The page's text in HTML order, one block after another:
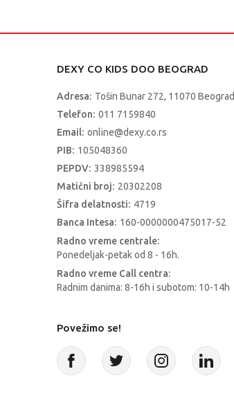
DEXY CO KIDS DOO BEOGRAD
Adresa: Tošin Bunar 272, 11070 Beograd
Telefon: 011 7159840
Email: online@dexy.co.rs
PIB: 105048360
PEPDV: 338985594
Matični broj: 20302208
Šifra delatnosti: 4719
Banca Intesa: 160-0000000475017-52
Radno vreme centrale:
Ponedeljak-petak od 8 - 16h.
Radno vreme Call centra:
Radnim danima: 8-16h i subotom: 10-14h
Povežimo se!